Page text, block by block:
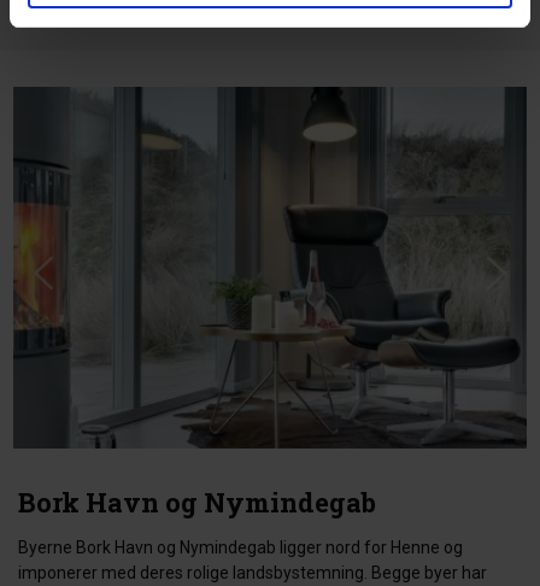
Bork Havn og Nymindegab
Byerne Bork Havn og Nymindegab ligger nord for Henne og
imponerer med deres rolige landsbystemning. Begge byer har